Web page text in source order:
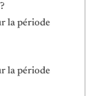
la période
la période